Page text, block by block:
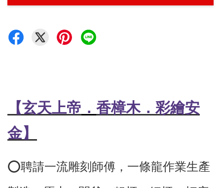
【玄天上帝 ． 香樟木．彩繪安
金】
⭕️聘請一流雕刻師傅， 一條龍作業生產